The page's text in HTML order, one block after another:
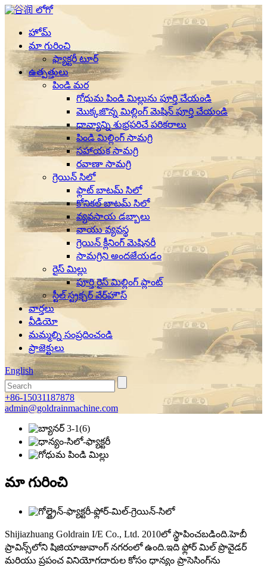
హోమ్
మా గురించి
ఫ్యాక్టరీ టూర్
ఉత్పత్తులు
పిండి మర
గోధుమ పిండి మిల్లును పూర్తి చేయండి
మొక్కజొన్న మిల్లింగ్ మెషిన్ పూర్తి చేయండి
ధాన్యాన్ని శుభ్రపరిచే పరికరాలు
పిండి మిల్లింగ్ సామగ్రి
సహాయక సామగ్రి
రవాణా సామగ్రి
గ్రెయిన్ సిలో
ఫ్లాట్ బాటమ్ సిలో
కోనికల్ బాటమ్ సిలో
వ్యవసాయ డబ్బాలు
వాయు వ్యవస్థ
గ్రెయిన్ క్లీనింగ్ మెషినరీ
సామగ్రిని అందజేయడం
రైస్ మిల్లు
పూర్తి రైస్ మిల్లింగ్ ప్లాంట్
స్టీల్ స్ట్రక్చర్ వేర్‌హౌస్
వార్తలు
వీడియో
మమ్మల్ని సంప్రదించండి
ప్రాజెక్టులు
English
+86-15031187878
admin@goldrainmachine.com
మా గురించి
Shijiazhuang Goldrain I/E Co., Ltd. 2010లో స్థాపించబడింది.హెబీ
ప్రావిన్స్‌లోని షిజియాజువాంగ్ నగరంలో ఉంది.ఇది ఫ్లోర్ మిల్ ప్రొవైడర్
మరియు ప్రపంచ వినియోగదారుల కోసం ధాన్యం ప్రాసెసింగ్‌ను